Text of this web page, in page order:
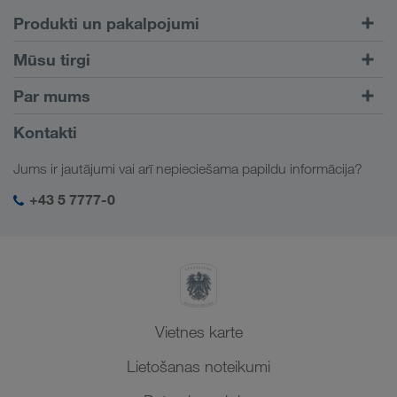
nokārtot zaudējumu formalitātes.
Produkti un pakalpojumi
Pārvadājumi pa autoceļiem
Klientu portāls CONNECT
Digitāli risinājumi
Mūsu tirgi
Kaukāzs
Centrālāzija
Tuvie Austrumi
Par mums
Informācija par uzņēmumu
Sociālā atbildība
SHEQ-Management
Kontakti
Jums ir jautājumi vai arī nepieciešama papildu informācija?
+43 5 7777-0
Vietnes karte
Lietošanas noteikumi